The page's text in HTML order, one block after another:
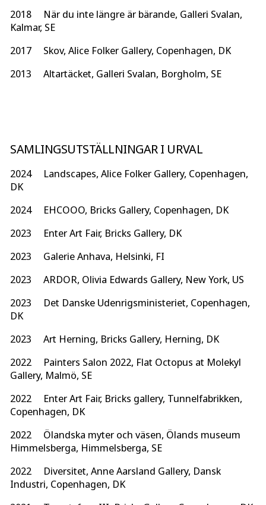
2018 När du inte längre är bärande, Galleri Svalan,
Kalmar, SE
2017 Skov, Alice Folker Gallery, Copenhagen, DK
2013 Altartäcket, Galleri Svalan, Borgholm, SE
SAMLINGSUTSTÄLLNINGAR I URVAL
2024 Landscapes, Alice Folker Gallery, Copenhagen,
DK
2024 EHCOOO, Bricks Gallery, Copenhagen, DK
2023 Enter Art Fair, Bricks Gallery, DK
2023 Galerie Anhava, Helsinki, FI
2023 ARDOR, Olivia Edwards Gallery, New York, US
2023 Det Danske Udenrigsministeriet, Copenhagen,
DK
2023 Art Herning, Bricks Gallery, Herning, DK
2022 Painters Salon 2022, Flat Octopus at Molekyl
Gallery, Malmö, SE
2022 Enter Art Fair, Bricks gallery, Tunnelfabrikken,
Copenhagen, DK
2022 Ölandska myter och väsen, Ölands museum
Himmelsberga, Himmelsberga, SE
2022 Diversitet, Anne Aarsland Gallery, Dansk
Industri, Copenhagen, DK